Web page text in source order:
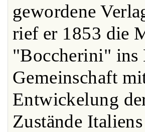
gewordene
rief er 1853 die
"Boccherini" ins
Gemeinschaft
Entwickelung
Zustände